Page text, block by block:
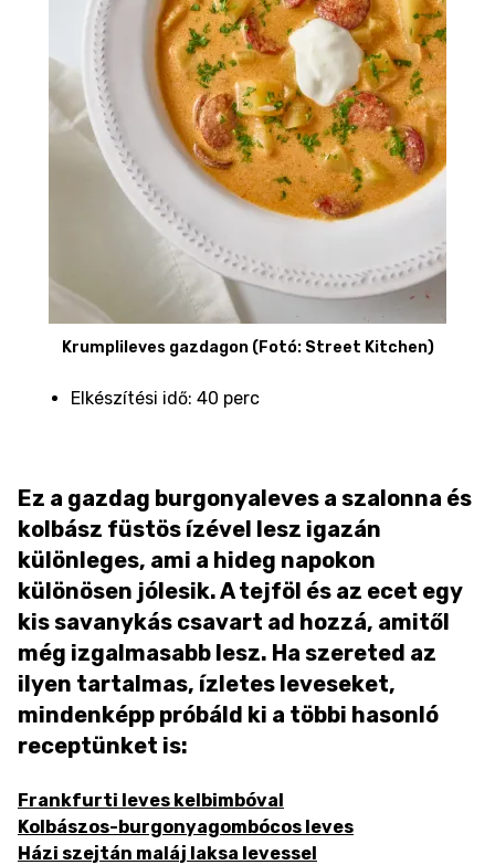
Krumplileves gazdagon (Fotó: Street Kitchen)
Elkészítési idő: 40 perc
Ez a gazdag burgonyaleves a szalonna és
kolbász füstös ízével lesz igazán
különleges, ami a hideg napokon
különösen jólesik. A tejföl és az ecet egy
kis savanykás csavart ad hozzá, amitől
még izgalmasabb lesz. Ha szereted az
ilyen tartalmas, ízletes leveseket,
mindenképp próbáld ki a többi hasonló
receptünket is:
Frankfurti leves kelbimbóval
Kolbászos-burgonyagombócos leves
Házi szejtán maláj laksa levessel